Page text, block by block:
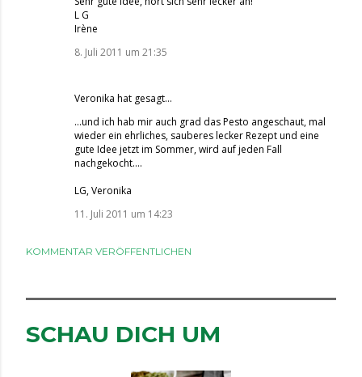
L G
Irène
8. Juli 2011 um 21:35
Veronika hat gesagt…
...und ich hab mir auch grad das Pesto angeschaut, mal
wieder ein ehrliches, sauberes lecker Rezept und eine
gute Idee jetzt im Sommer, wird auf jeden Fall
nachgekocht....
LG, Veronika
11. Juli 2011 um 14:23
KOMMENTAR VERÖFFENTLICHEN
SCHAU DICH UM